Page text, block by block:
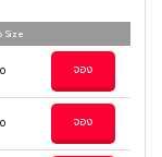
เมียง
และ
ำข้าว
|
Size
จอง
จอง